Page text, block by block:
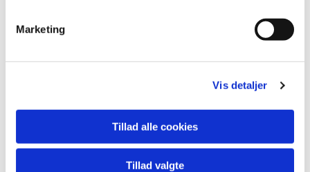
Marketing
Vis detaljer
Tillad alle cookies
Tillad valgte